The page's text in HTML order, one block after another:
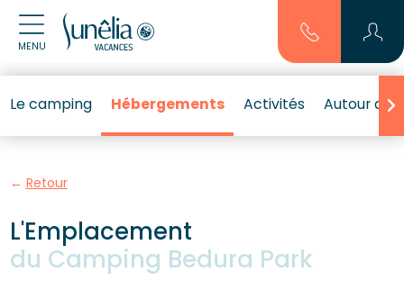
MENU
Le camping Hébergements Activités Autour de
Retour
L'Emplacement
du Camping Bedura Park